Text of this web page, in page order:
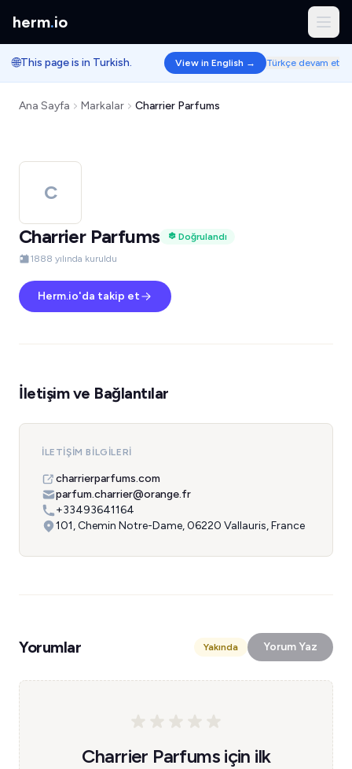
herm.io
🌐This page is in Turkish. View in English → Türkçe devam et
Ana Sayfa Markalar Charrier Parfums
C
Charrier Parfums
Doğrulandı
1888 yılında kuruldu
Herm.io'da takip et
İletişim ve Bağlantılar
İLETIŞIM BILGILERI
charrierparfums.com
parfum.charrier@orange.fr
+33493641164
101, Chemin Notre-Dame, 06220 Vallauris, France
Yorumlar Yakında Yorum Yaz
Charrier Parfums için ilk